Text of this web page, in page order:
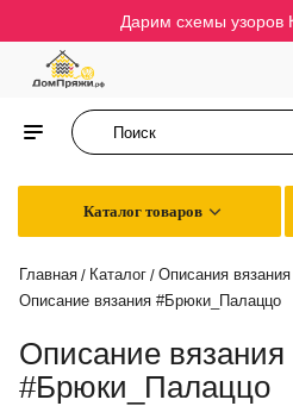
Дарим схемы узоров
Каталог товаров
Главная / Каталог / Описания вязания
Описание вязания #Брюки_Палаццо
Описание вязания
#Брюки_Палаццо